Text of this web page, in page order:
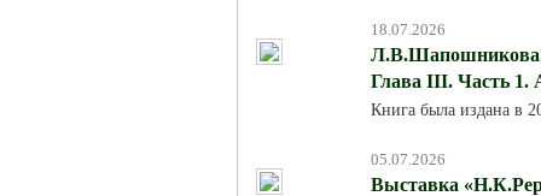
18.07.2026
Л.В.Шапошникова.
Глава III. Часть 1.
Книга была издана в
05.07.2026
Выставка